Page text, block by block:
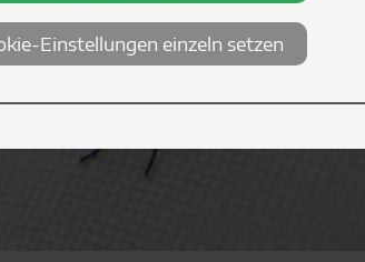
Einstellungen einzeln setzen